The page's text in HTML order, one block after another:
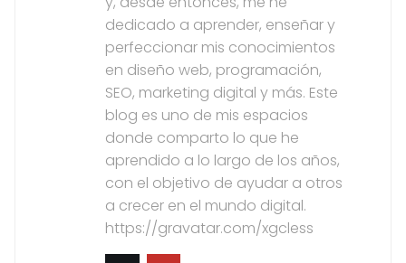
dedicado a aprender, enseñar y
perfeccionar mis conocimientos
en diseño web, programación,
SEO, marketing digital y más. Este
blog es uno de mis espacios
donde comparto lo que he
aprendido a lo largo de los años,
con el objetivo de ayudar a otros
a crecer en el mundo digital.
https://gravatar.com/xgcless